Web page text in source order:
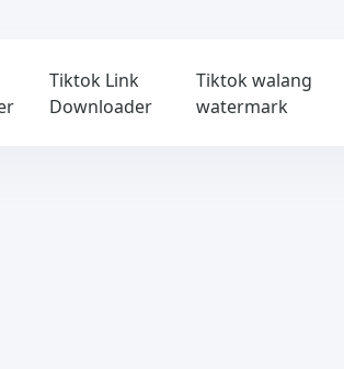
Tiktok Link
Downloader
Tiktok walang
watermark